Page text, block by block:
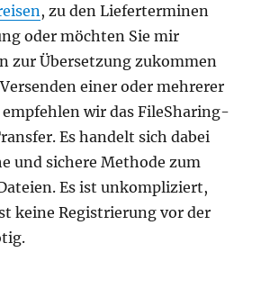
, zu den Lieferterminen
oder möchten Sie mir
zur Übersetzung zukommen
einer oder mehrerer
wir das FileSharing-
Es handelt sich dabei
und sichere Methode zum
Es ist unkompliziert,
keine Registrierung vor der